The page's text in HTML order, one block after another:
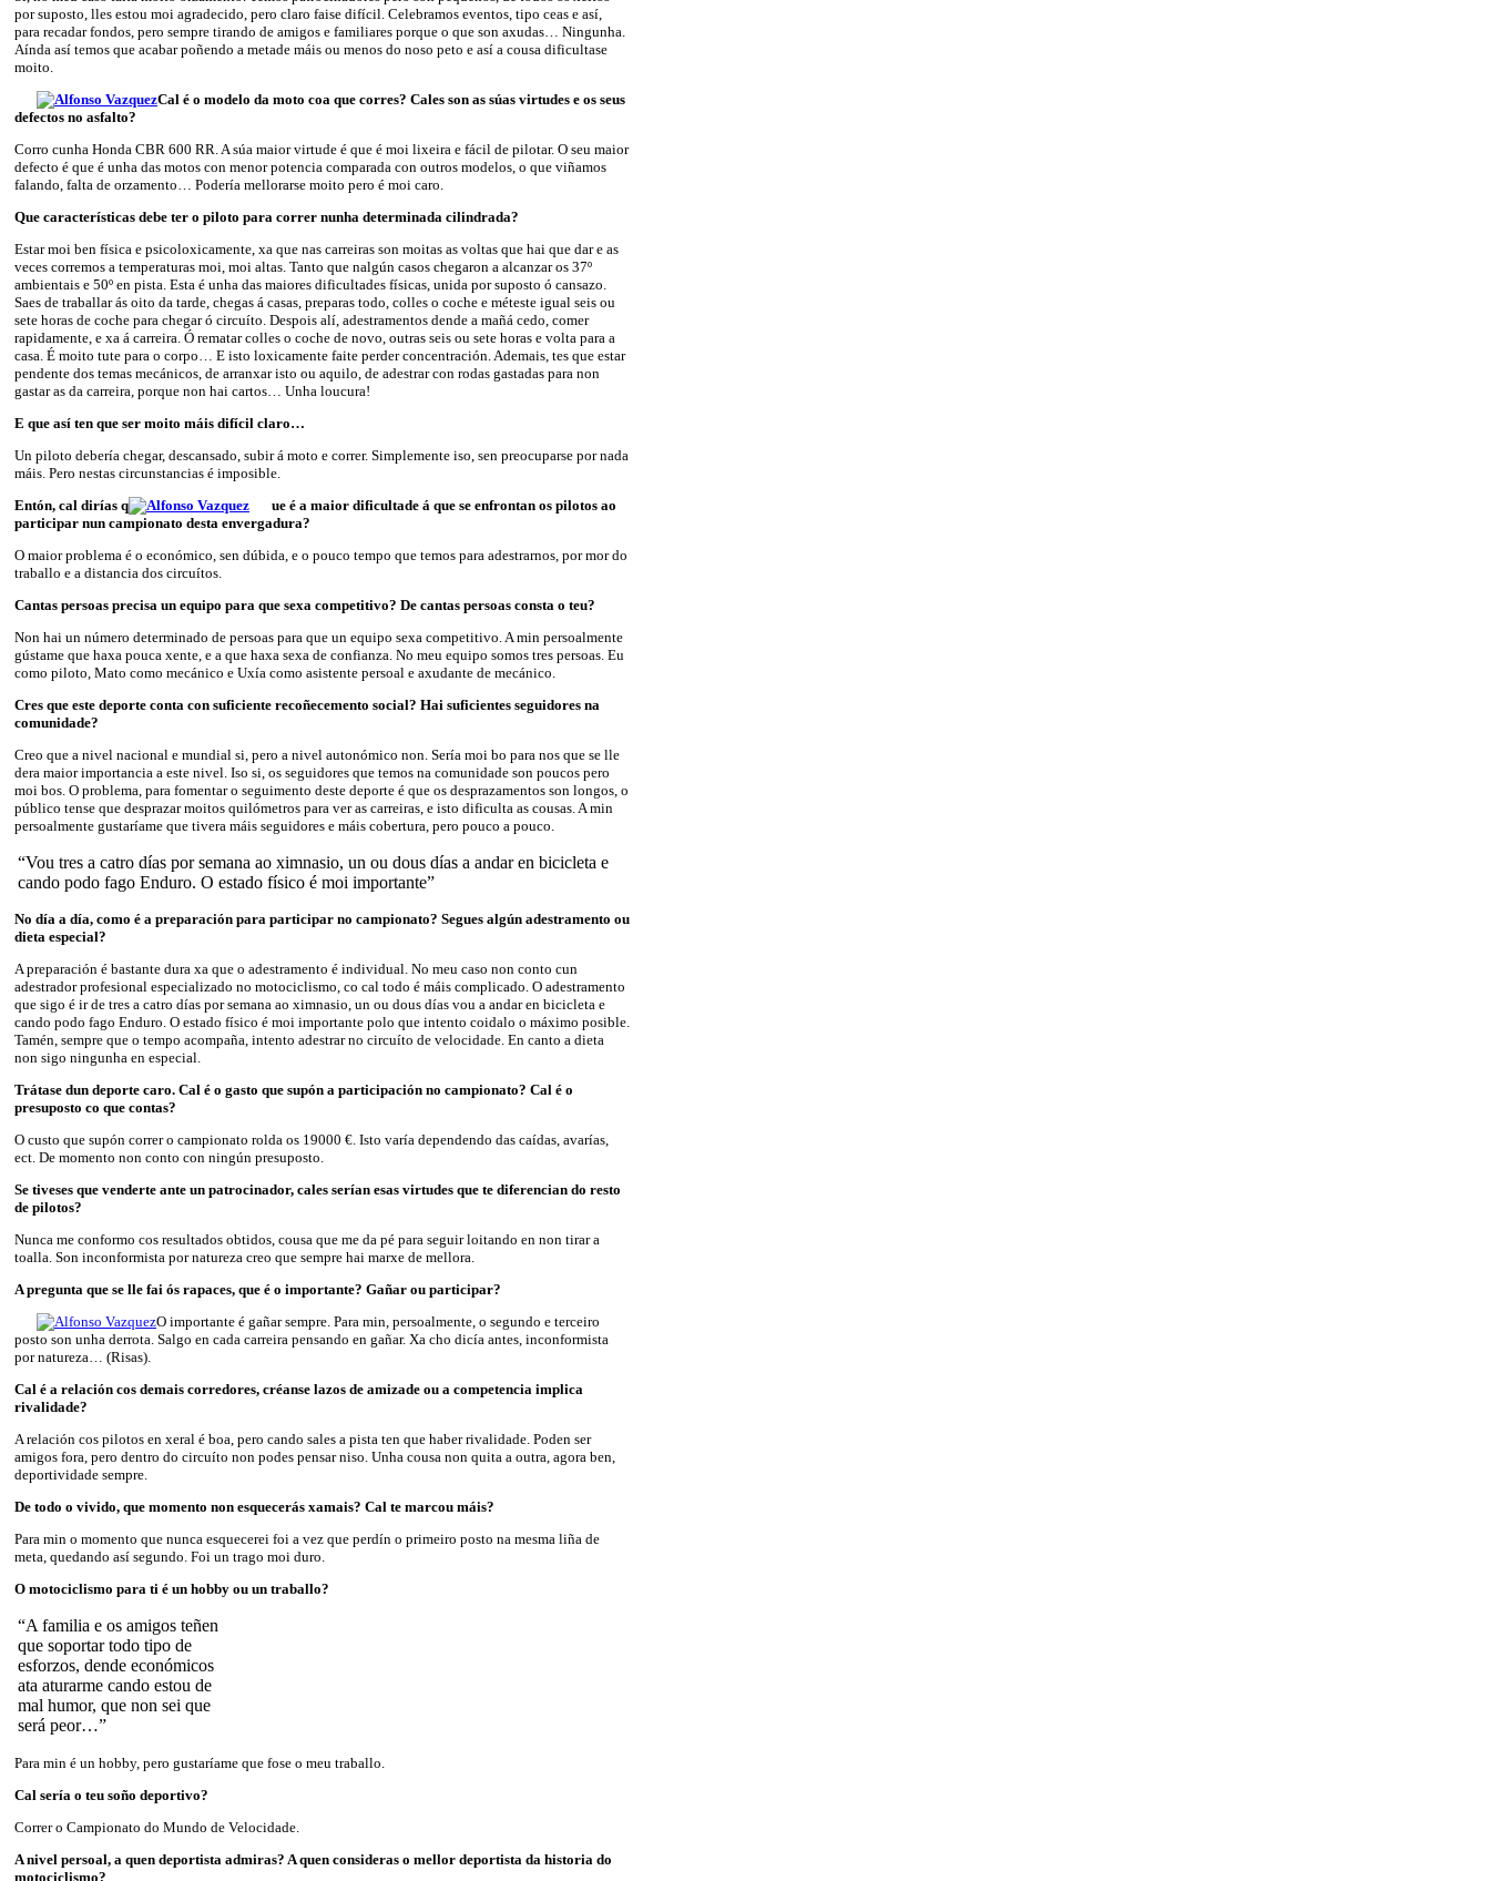
por suposto, lles estou moi agradecido, pero claro faise difícil. Celebramos eventos, tipo ceas e así,
para recadar fondos, pero sempre tirando de amigos e familiares porque o que son axudas… Ningunha.
Aínda así temos que acabar poñendo a metade máis ou menos do noso peto e así a cousa dificultase
moito.
Cal é o modelo da moto coa que corres? Cales son as súas virtudes e os seus
defectos no asfalto?
Corro cunha Honda CBR 600 RR. A súa maior virtude é que é moi lixeira e fácil de pilotar. O seu maior
defecto é que é unha das motos con menor potencia comparada con outros modelos, o que viñamos
falando, falta de orzamento… Podería mellorarse moito pero é moi caro.
Que características debe ter o piloto para correr nunha determinada cilindrada?
Estar moi ben física e psicoloxicamente, xa que nas carreiras son moitas as voltas que hai que dar e as
veces corremos a temperaturas moi, moi altas. Tanto que nalgún casos chegaron a alcanzar os 37º
ambientais e 50º en pista. Esta é unha das maiores dificultades físicas, unida por suposto ó cansazo.
Saes de traballar ás oito da tarde, chegas á casas, preparas todo, colles o coche e méteste igual seis ou
sete horas de coche para chegar ó circuíto. Despois alí, adestramentos dende a mañá cedo, comer
rapidamente, e xa á carreira. Ó rematar colles o coche de novo, outras seis ou sete horas e volta para a
casa. É moito tute para o corpo… E isto loxicamente faite perder concentración. Ademais, tes que estar
pendente dos temas mecánicos, de arranxar isto ou aquilo, de adestrar con rodas gastadas para non
gastar as da carreira, porque non hai cartos… Unha loucura!
E que así ten que ser moito máis difícil claro…
Un piloto debería chegar, descansado, subir á moto e correr. Simplemente iso, sen preocuparse por nada
máis. Pero nestas circunstancias é imposible.
Entón, cal dirías q
ue é a maior dificultade á que se enfrontan os pilotos ao
participar nun campionato desta envergadura?
O maior problema é o económico, sen dúbida, e o pouco tempo que temos para adestrarnos, por mor do
traballo e a distancia dos circuítos.
Cantas persoas precisa un equipo para que sexa competitivo? De cantas persoas consta o teu?
Non hai un número determinado de persoas para que un equipo sexa competitivo. A min persoalmente
gústame que haxa pouca xente, e a que haxa sexa de confianza. No meu equipo somos tres persoas. Eu
como piloto, Mato como mecánico e Uxía como asistente persoal e axudante de mecánico.
Cres que este deporte conta con suficiente recoñecemento social? Hai suficientes seguidores na
comunidade?
Creo que a nivel nacional e mundial si, pero a nivel autonómico non. Sería moi bo para nos que se lle
dera maior importancia a este nivel. Iso si, os seguidores que temos na comunidade son poucos pero
moi bos. O problema, para fomentar o seguimento deste deporte é que os desprazamentos son longos, o
público tense que desprazar moitos quilómetros para ver as carreiras, e isto dificulta as cousas. A min
persoalmente gustaríame que tivera máis seguidores e máis cobertura, pero pouco a pouco.
“Vou tres a catro días por semana ao ximnasio, un ou dous días a andar en bicicleta e
cando podo fago Enduro. O estado físico é moi importante”
No día a día, como é a preparación para participar no campionato? Segues algún adestramento ou
dieta especial?
A preparación é bastante dura xa que o adestramento é individual. No meu caso non conto cun
adestrador profesional especializado no motociclismo, co cal todo é máis complicado. O adestramento
que sigo é ir de tres a catro días por semana ao ximnasio, un ou dous días vou a andar en bicicleta e
cando podo fago Enduro. O estado físico é moi importante polo que intento coidalo o máximo posible.
Tamén, sempre que o tempo acompaña, intento adestrar no circuíto de velocidade. En canto a dieta
non sigo ningunha en especial.
Trátase dun deporte caro. Cal é o gasto que supón a participación no campionato? Cal é o
presuposto co que contas?
O custo que supón correr o campionato rolda os 19000 €. Isto varía dependendo das caídas, avarías,
ect. De momento non conto con ningún presuposto.
Se tiveses que venderte ante un patrocinador, cales serían esas virtudes que te diferencian do resto
de pilotos?
Nunca me conformo cos resultados obtidos, cousa que me da pé para seguir loitando en non tirar a
toalla. Son inconformista por natureza creo que sempre hai marxe de mellora.
A pregunta que se lle fai ós rapaces, que é o importante? Gañar ou participar?
O importante é gañar sempre. Para min, persoalmente, o segundo e terceiro
posto son unha derrota. Salgo en cada carreira pensando en gañar. Xa cho dicía antes, inconformista
por natureza… (Risas).
Cal é a relación cos demais corredores, créanse lazos de amizade ou a competencia implica
rivalidade?
A relación cos pilotos en xeral é boa, pero cando sales a pista ten que haber rivalidade. Poden ser
amigos fora, pero dentro do circuíto non podes pensar niso. Unha cousa non quita a outra, agora ben,
deportividade sempre.
De todo o vivido, que momento non esquecerás xamais? Cal te marcou máis?
Para min o momento que nunca esquecerei foi a vez que perdín o primeiro posto na mesma liña de
meta, quedando así segundo. Foi un trago moi duro.
O motociclismo para ti é un hobby ou un traballo?
“A familia e os amigos teñen
que soportar todo tipo de
esforzos, dende económicos
ata aturarme cando estou de
mal humor, que non sei que
será peor…”
Para min é un hobby, pero gustaríame que fose o meu traballo.
Cal sería o teu soño deportivo?
Correr o Campionato do Mundo de Velocidade.
A nivel persoal, a quen deportista admiras? A quen consideras o mellor deportista da historia do
motociclismo?